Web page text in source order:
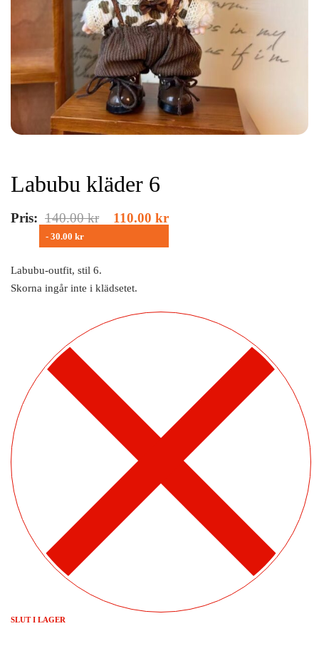
Labubu kläder 6
Pris: 140.00kr 110.00 kr
- 30.00 kr
Labubu-outfit, stil 6.
Skorna ingår inte i klädsetet.
SLUT I LAGER